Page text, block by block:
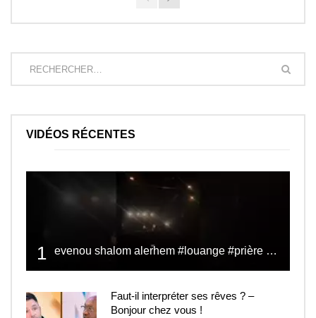
VIDÉOS RÉCENTES
1 evenou shalom alerhem #louange #prière #shalom
Faut-il interpréter ses rêves ? –
Bonjour chez vous !